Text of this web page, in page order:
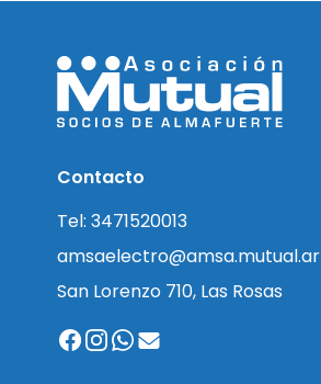
Contacto
Tel: 3471520013
amsaelectro@amsa.mutual.ar
San Lorenzo 710, Las Rosas